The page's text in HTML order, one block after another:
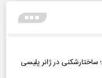
در ژانر پلیسی